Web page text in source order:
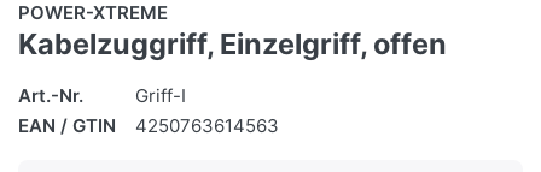
POWER-XTREME
Kabelzuggriff, Einzelgriff, offen
Art.-Nr.
Griff-I
EAN / GTIN
4250763614563